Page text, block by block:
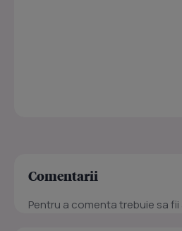
Comentarii
Pentru a comenta trebuie sa